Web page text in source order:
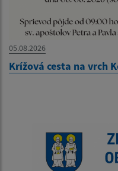
05.08.2026
Krížová cesta na vrch